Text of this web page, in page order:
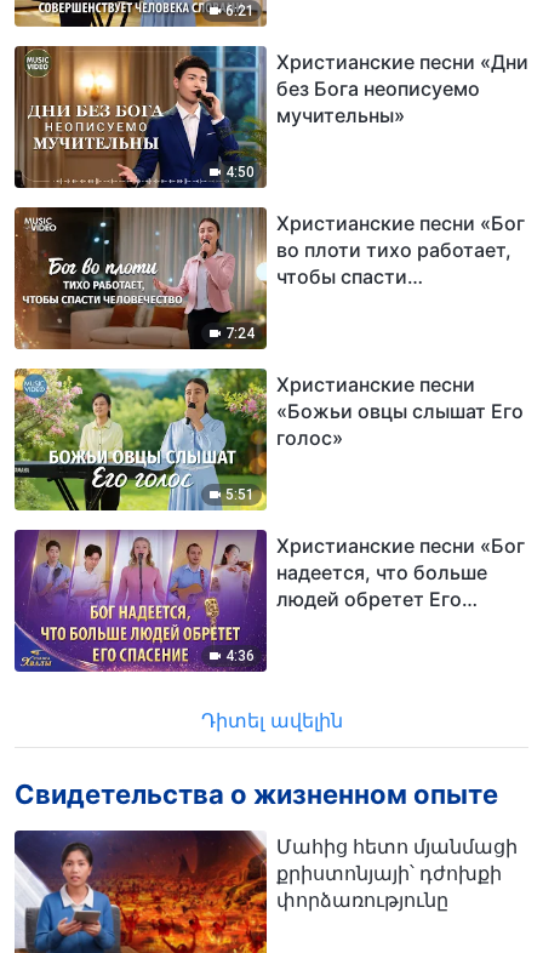
6:21
4:50
Христианские песни «Дни
без Бога неописуемо
мучительны»
7:24
Христианские песни «Бог
во плоти тихо работает,
чтобы спасти
5:51
Христианские песни
«Божьи овцы слышат Его
голос»
4:36
Христианские песни «Бог
надеется, что больше
людей обретет Его
Դիտել ավելին
Свидетельства о жизненном опыте
Մահից հետո մյանմացի
քրիստոնյայի՝ դժոխքի
փորձառությունը